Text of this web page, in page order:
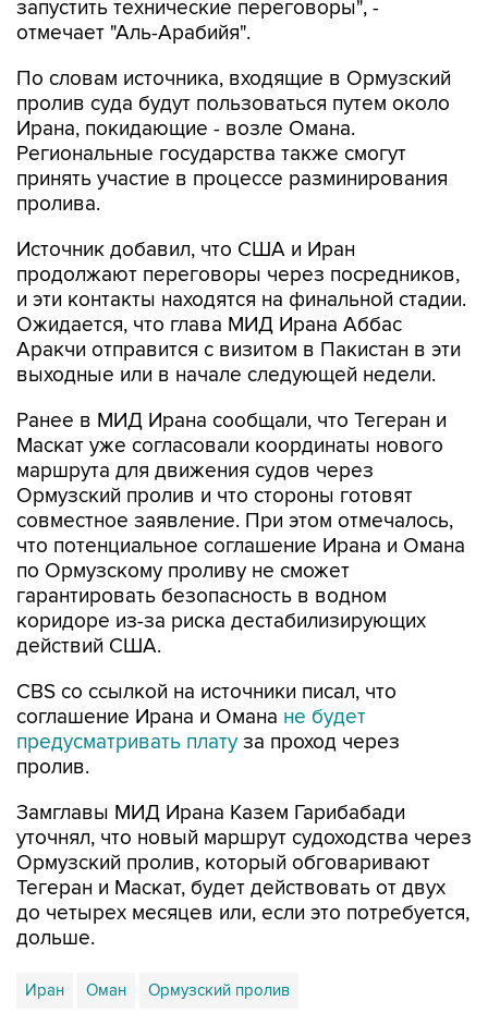
запустить технические переговоры", -
отмечает "Аль-Арабийя".
По словам источника, входящие в Ормузский
пролив суда будут пользоваться путем около
Ирана, покидающие - возле Омана.
Региональные государства также смогут
принять участие в процессе разминирования
пролива.
Источник добавил, что США и Иран
продолжают переговоры через посредников,
и эти контакты находятся на финальной стадии.
Ожидается, что глава МИД Ирана Аббас
Аракчи отправится с визитом в Пакистан в эти
выходные или в начале следующей недели.
Ранее в МИД Ирана сообщали, что Тегеран и
Маскат уже согласовали координаты нового
маршрута для движения судов через
Ормузский пролив и что стороны готовят
совместное заявление. При этом отмечалось,
что потенциальное соглашение Ирана и Омана
по Ормузскому проливу не сможет
гарантировать безопасность в водном
коридоре из-за риска дестабилизирующих
действий США.
CBS со ссылкой на источники писал, что
соглашение Ирана и Омана не будет
предусматривать плату за проход через
пролив.
Замглавы МИД Ирана Казем Гарибабади
уточнял, что новый маршрут судоходства через
Ормузский пролив, который обговаривают
Тегеран и Маскат, будет действовать от двух
до четырех месяцев или, если это потребуется,
дольше.
Иран Оман Ормузский пролив